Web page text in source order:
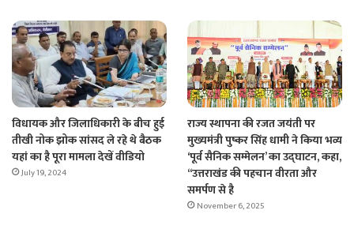
विधायक और जिलाधिकारी के बीच हुई
तीखी नोक झोक सांसद ले रहे थे बैठक
यहां का है पूरा मामला देखें वीडियो
July 19, 2024
राज्य स्थापना की रजत जयंती पर
मुख्यमंत्री पुष्कर सिंह धामी ने किया भव्य
‘पूर्व सैनिक सम्मेलन’ का उद्घाटन, कहा,
“उत्तराखंड की पहचान वीरता और
समर्पण से है
November 6, 2025